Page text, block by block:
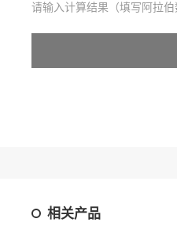
请输入计算结果（填写阿拉
相关产品